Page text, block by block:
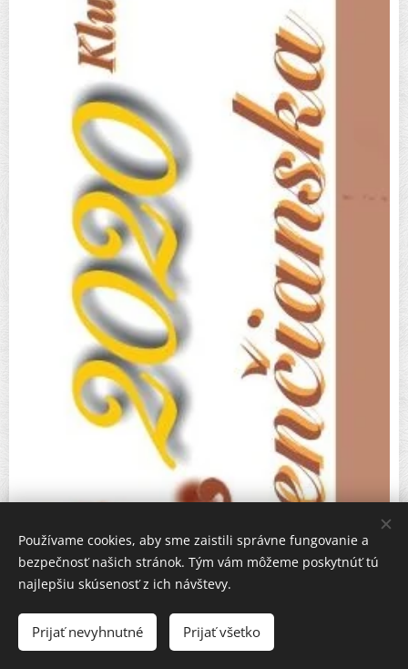
Používame cookies, aby sme zaistili správne fungovanie a
bezpečnosť našich stránok. Tým vám môžeme poskytnúť tú
najlepšiu skúsenosť z ich návštevy.
Prijať nevyhnutné Prijať všetko